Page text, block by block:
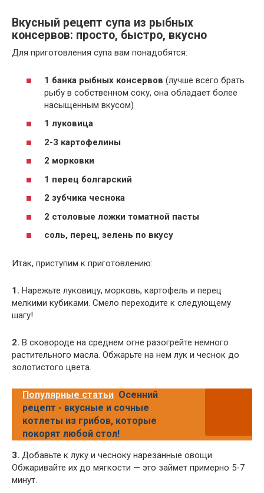
Вкусный рецепт супа из рыбных
консервов: просто, быстро, вкусно
Для приготовления супа вам понадобятся:
1 банка рыбных консервов (лучше всего брать
рыбу в собственном соку, она обладает более
насыщенным вкусом)
1 луковица
2-3 картофелины
2 морковки
1 перец болгарский
2 зубчика чеснока
2 столовые ложки томатной пасты
соль, перец, зелень по вкусу
Итак, приступим к приготовлению:
1. Нарежьте луковицу, морковь, картофель и перец
мелкими кубиками. Смело переходите к следующему
шагу!
2. В сковороде на среднем огне разогрейте немного
растительного масла. Обжарьте на нем лук и чеснок до
золотистого цвета.
Популярные статьи Осенний
рецепт - вкусные и сочные
котлеты из грибов, которые
покорят любой стол!
3. Добавьте к луку и чесноку нарезанные овощи.
Обжаривайте их до мягкости — это займет примерно 5-7
минут.